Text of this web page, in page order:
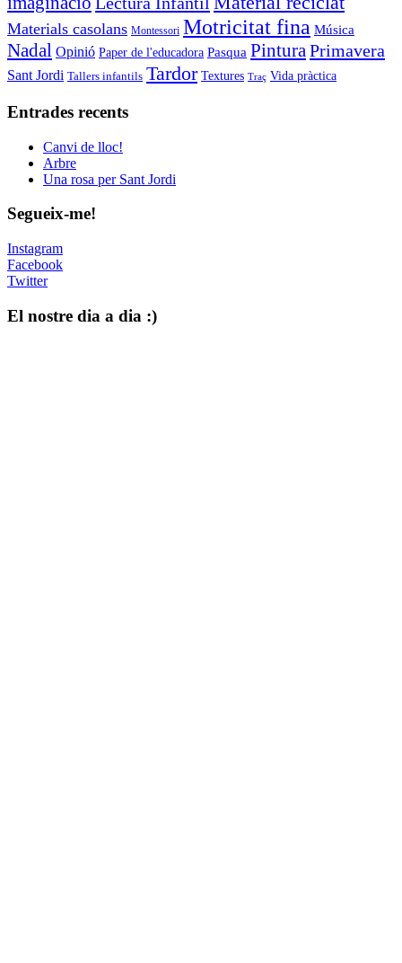
Materials casolans Montessori Motricitat fina Música
Nadal Opinió Paper de l'educadora Pasqua PinturaPrimavera
Sant Jordi Tallers infantils Tardor Textures Traç Vida pràctica
Entrades recents
Canvi de lloc!
Arbre
Una rosa per Sant Jordi
Segueix-me!
Instagram
Facebook
Twitter
El nostre dia a dia :)